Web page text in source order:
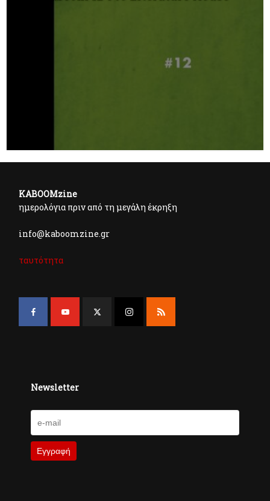
KABOOMzine
ημερολόγια πριν από τη μεγάλη έκρηξη
info@kaboomzine.gr
ταυτότητα
Newsletter